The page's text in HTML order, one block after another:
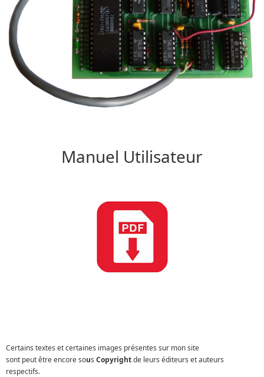
Manuel Utilisateur
Certains textes et certaines images présentes sur mon site
sont peut être encore sous Copyrightde leurs éditeurs et auteurs
respectifs.